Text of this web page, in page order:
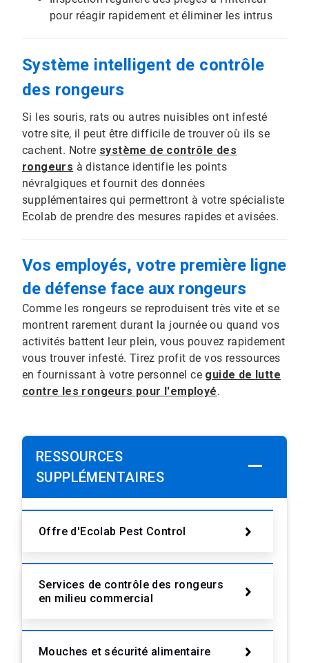
pour réagir rapidement et éliminer les intrus
Système intelligent de contrôle
des rongeurs
Si les souris, rats ou autres nuisibles ont infesté
votre site, il peut être difficile de trouver où ils se
cachent. Notre système de contrôle des
rongeurs à distance identifie les points
névralgiques et fournit des données
supplémentaires qui permettront à votre spécialiste
Ecolab de prendre des mesures rapides et avisées.
Vos employés, votre première ligne
de défense face aux rongeurs
Comme les rongeurs se reproduisent très vite et se
montrent rarement durant la journée ou quand vos
activités battent leur plein, vous pouvez rapidement
vous trouver infesté. Tirez profit de vos ressources
en fournissant à votre personnel ce guide de lutte
contre les rongeurs pour l'employé.
RESSOURCES
SUPPLÉMENTAIRES
Offre d'Ecolab Pest Control
Services de contrôle des rongeurs
en milieu commercial
Mouches et sécurité alimentaire